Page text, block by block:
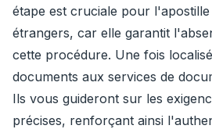
étape est cruciale pour
étrangers, car elle garantit
cette procédure. Une fois
documents aux services de
Ils vous guideront sur les
précises, renforçant ainsi